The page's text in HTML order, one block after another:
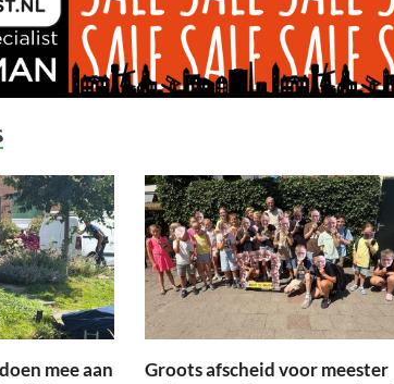
mee aan
Groots afscheid voor meester